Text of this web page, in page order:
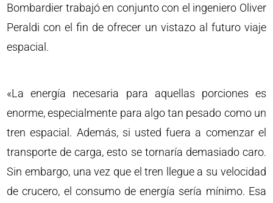
Bombardier trabajó en conjunto con el ingeniero Oliver
Peraldi con el fin de ofrecer un vistazo al futuro viaje
espacial.
«La energía necesaria para aquellas porciones es
enorme, especialmente para algo tan pesado como un
tren espacial. Además, si usted fuera a comenzar el
transporte de carga, esto se tornaría demasiado caro.
Sin embargo, una vez que el tren llegue a su velocidad
de crucero, el consumo de energía sería mínimo. Esa